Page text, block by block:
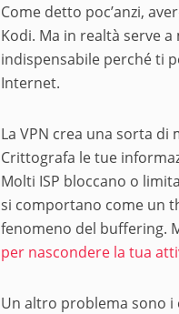
Come detto poc’anzi,
Kodi. Ma in realtà serve
indispensabile perché ti
Internet.
La VPN crea una sorta
Crittografa le tue
Molti ISP bloccano o
si comportano come un
fenomeno del buffering.
per nascondere la tua
Un altro problema sono